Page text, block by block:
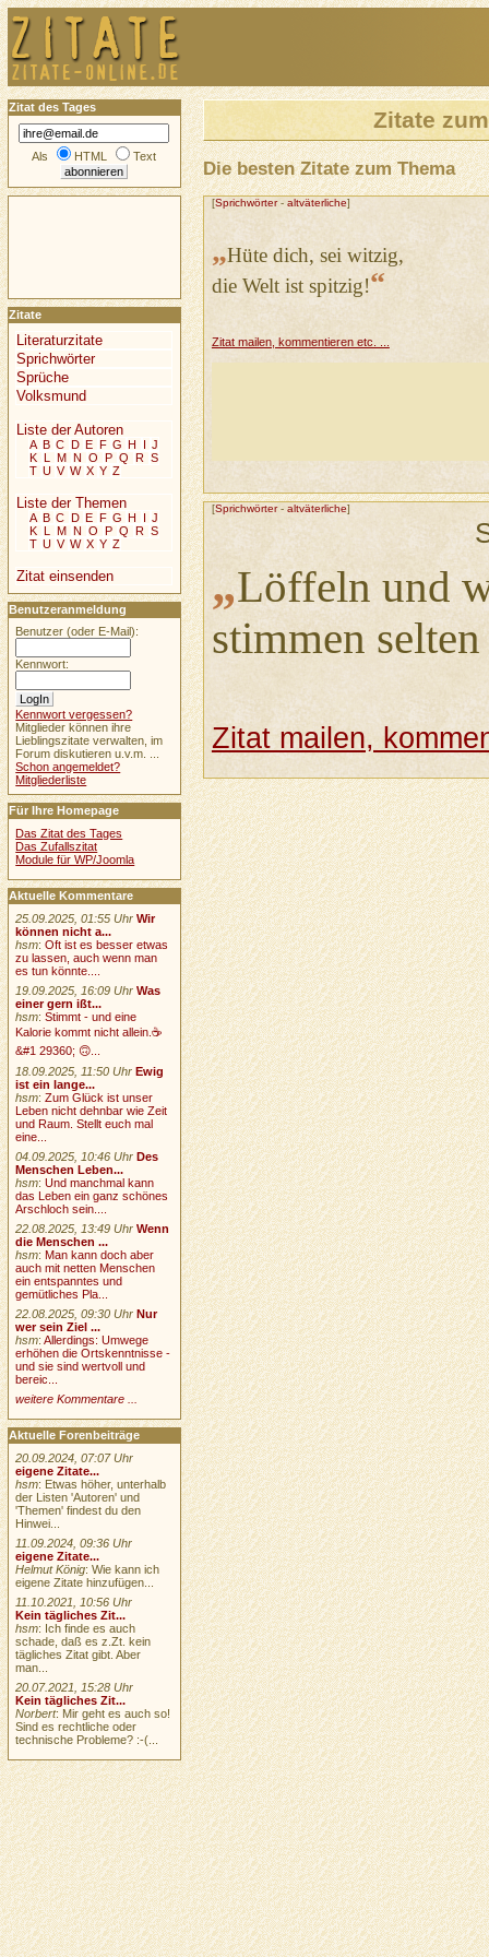
Zitate
Die besten Zitate zum Thema
[Sprichwörter- altväterliche]
„Hüte dich, sei witzig,
die Welt ist spitzig!“
Zitat mailen, kommentieren etc. ...
[Sprichwörter- altväterliche]
„Löffeln und
stimmen
Zitat mailen,
Zitat des Tages
Als HTML Text
Zitate
Literaturzitate
Sprichwörter
Sprüche
Volksmund
Liste der Autoren
A B C D E F G H I J
K L M N O P Q R S
T U V W X Y Z
Liste der Themen
A B C D E F G H I J
K L M N O P Q R S
T U V W X Y Z
Zitat einsenden
Benutzeranmeldung
Benutzer (oder E-Mail):
Kennwort:
Kennwort vergessen?
Mitglieder können ihre
Lieblingszitate verwalten, im
Forum diskutieren u.v.m. ...
Schon angemeldet?
Mitgliederliste
Für Ihre Homepage
Das Zitat des Tages
Das Zufallszitat
Module für WP/Joomla
Aktuelle Kommentare
25.09.2025, 01:55 Uhr Wir
können nicht a...
hsm:Oft ist es besser etwas
zu lassen, auch wenn man
es tun könnte....
19.09.2025, 16:09 Uhr Was
einer gern ißt...
hsm:Stimmt - und eine
Kalorie kommt nicht allein.☕
&#1 29360; 🙃...
18.09.2025, 11:50 Uhr Ewig
ist ein lange...
hsm:Zum Glück ist unser
Leben nicht dehnbar wie Zeit
und Raum. Stellt euch mal
eine...
04.09.2025, 10:46 Uhr Des
Menschen Leben...
hsm:Und manchmal kann
das Leben ein ganz schönes
Arschloch sein....
22.08.2025, 13:49 Uhr Wenn
die Menschen ...
hsm:Man kann doch aber
auch mit netten Menschen
ein entspanntes und
gemütliches Pla...
22.08.2025, 09:30 Uhr Nur
wer sein Ziel ...
hsm:Allerdings: Umwege
erhöhen die Ortskenntnisse -
und sie sind wertvoll und
bereic...
weitere Kommentare ...
Aktuelle Forenbeiträge
20.09.2024, 07:07 Uhr
eigene Zitate...
hsm: Etwas höher, unterhalb
der Listen 'Autoren' und
'Themen' findest du den
Hinwei...
11.09.2024, 09:36 Uhr
eigene Zitate...
Helmut König: Wie kann ich
eigene Zitate hinzufügen...
11.10.2021, 10:56 Uhr
Kein tägliches Zit...
hsm: Ich finde es auch
schade, daß es z.Zt. kein
tägliches Zitat gibt. Aber
man...
20.07.2021, 15:28 Uhr
Kein tägliches Zit...
Norbert: Mir geht es auch so!
Sind es rechtliche oder
technische Probleme? :-(...